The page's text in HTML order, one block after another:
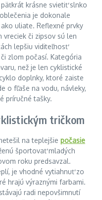
krásne svietiť slnko
je dokonale
uliate. Reflexné prvky
či zipsov sú len
lepšiu viditeľnosť
zlom počasí. Kategória
než je len cyklistické
doplnky, ktoré zaiste
o fľaše na vodu, návleky,
príručné tašky.
tričkom
na teplejšie počasie
športovať mladých
roku predsavzal.
je vhodné vytiahnuť zo
hrajú výraznými farbami.
radi nepovšimnutí